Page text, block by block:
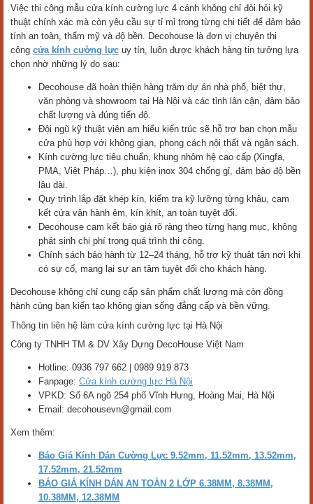
Việc thi công mẫu cửa kính cường lực 4 cánh không chỉ đòi hỏi kỹ
thuật chính xác mà còn yêu cầu sự tỉ mỉ trong từng chi tiết để đảm bảo
tính an toàn, thẩm mỹ và độ bền. Decohouse là đơn vị chuyên thi
công cửa kính cường lực uy tín, luôn được khách hàng tin tưởng lựa
chọn nhờ những lý do sau:
Decohouse đã hoàn thiện hàng trăm dự án nhà phố, biệt thự,
văn phòng và showroom tại Hà Nội và các tỉnh lân cận, đảm bảo
chất lượng và đúng tiến độ.
Đội ngũ kỹ thuật viên am hiểu kiến trúc sẽ hỗ trợ bạn chọn mẫu
cửa phù hợp với không gian, phong cách nội thất và ngân sách.
Kính cường lực tiêu chuẩn, khung nhôm hệ cao cấp (Xingfa,
PMA, Việt Pháp…), phụ kiện inox 304 chống gỉ, đảm bảo độ bền
lâu dài.
Quy trình lắp đặt khép kín, kiểm tra kỹ lưỡng từng khâu, cam
kết cửa vận hành êm, kín khít, an toàn tuyệt đối.
Decohouse cam kết báo giá rõ ràng theo từng hạng mục, không
phát sinh chi phí trong quá trình thi công.
Chính sách bảo hành từ 12–24 tháng, hỗ trợ kỹ thuật tận nơi khi
có sự cố, mang lại sự an tâm tuyệt đối cho khách hàng.
Decohouse không chỉ cung cấp sản phẩm chất lượng mà còn đồng
hành cùng bạn kiến tạo không gian sống đẳng cấp và bền vững.
Thông tin liên hệ làm cửa kính cường lực tại Hà Nội
Công ty TNHH TM & DV Xây Dựng DecoHouse Việt Nam
Hotline: 0936 797 662 | 0989 919 873
Fanpage: Cửa kính cường lực Hà Nội
VPKD: Số 6A ngõ 254 phố Vĩnh Hưng, Hoàng Mai, Hà Nội
Email: decohousevn@gmail.com
Xem thêm:
Báo Giá Kính Dán Cường Lực 9.52mm, 11.52mm, 13.52mm,
17.52mm, 21.52mm
BÁO GIÁ KÍNH DÁN AN TOÀN 2 LỚP 6.38MM, 8.38MM,
10.38MM, 12.38MM